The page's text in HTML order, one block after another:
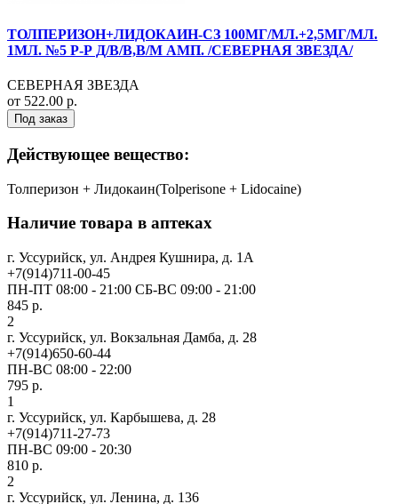
ТОЛПЕРИЗОН+ЛИДОКАИН-СЗ 100МГ/МЛ.+2,5МГ/МЛ.
1МЛ. №5 Р-Р Д/В/В,В/М АМП. /СЕВЕРНАЯ ЗВЕЗДА/
СЕВЕРНАЯ ЗВЕЗДА
от 522.00 р.
Под заказ
Действующее вещество:
Толперизон + Лидокаин(Tolperisone + Lidocaine)
Наличие товара в аптеках
г. Уссурийск, ул. Андрея Кушнира, д. 1А
+7(914)711-00-45
ПН-ПТ 08:00 - 21:00 СБ-ВС 09:00 - 21:00
845 р.
2
г. Уссурийск, ул. Вокзальная Дамба, д. 28
+7(914)650-60-44
ПН-ВС 08:00 - 22:00
795 р.
1
г. Уссурийск, ул. Карбышева, д. 28
+7(914)711-27-73
ПН-ВС 09:00 - 20:30
810 р.
2
г. Уссурийск, ул. Ленина, д. 136